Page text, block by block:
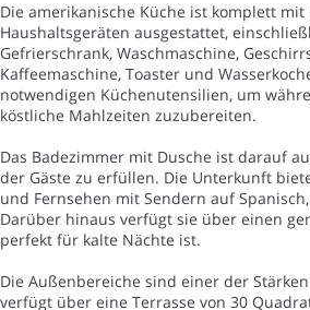
Die amerikanische Küche ist komplett mit
Haushaltsgeräten ausgestattet,
Gefrierschrank, Waschmaschine,
Kaffeemaschine, Toaster und
notwendigen Küchenutensilien, um
köstliche Mahlzeiten zuzubereiten.
Das Badezimmer mit Dusche ist darauf
der Gäste zu erfüllen. Die Unterkunft
und Fernsehen mit Sendern auf
Darüber hinaus verfügt sie über einen
perfekt für kalte Nächte ist.
Die Außenbereiche sind einer der
verfügt über eine Terrasse von 30